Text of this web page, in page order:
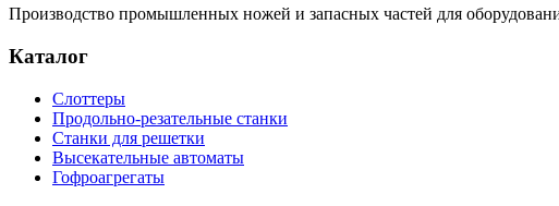
Производство промышленных ножей и запасных частей для
Каталог
Слоттеры
Продольно-резательные станки
Станки для решетки
Высекательные автоматы
Гофроагрегаты